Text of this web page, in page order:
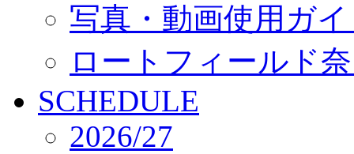
写真・動画使用ガ
ロートフィールド
SCHEDULE
2026/27